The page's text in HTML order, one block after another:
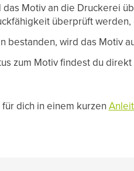
Motiv an die Druckerei
überprüft werden,
bestanden, wird das Motiv
zum Motiv findest du
dich in einem kurzen